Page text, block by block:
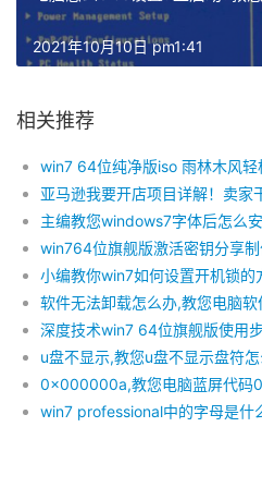
2021年10月10日 pm1:41
相关推荐
win7 64位纯净版iso 雨林木风轻
亚马逊我要开店项目详解！卖家
主编教您windows7字体后怎么
win764位旗舰版激活密钥分享
小编教你win7如何设置开机锁的
软件无法卸载怎么办,教您电脑
深度技术win7 64位旗舰版使用
u盘不显示,教您u盘不显示盘符
0x000000a,教您电脑蓝屏代码
win7 professional中的字母是什